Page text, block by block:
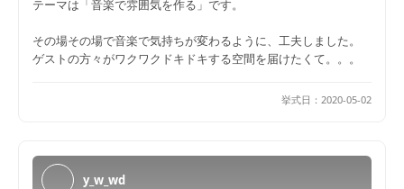
テーマは「音楽で雰囲気を作る」です。
その場その場で音楽で気持ちが変わるように、工夫しました。
ゲストの方々がワクワクドキドキする空間を届けたくて。。。
挙式日： 2020-05-02
y_w_wd